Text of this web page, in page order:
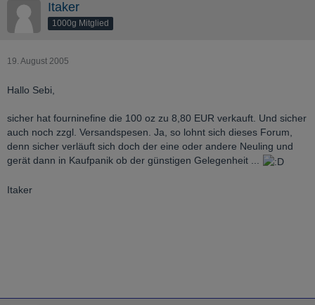
Itaker
1000g Mitglied
19. August 2005
Hallo Sebi,
sicher hat fourninefine die 100 oz zu 8,80 EUR verkauft. Und sicher
auch noch zzgl. Versandspesen. Ja, so lohnt sich dieses Forum,
denn sicher verläuft sich doch der eine oder andere Neuling und
gerät dann in Kaufpanik ob der günstigen Gelegenheit ...
Itaker